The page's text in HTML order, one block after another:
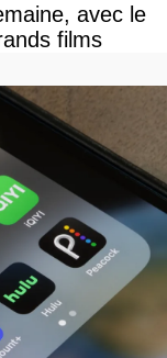
avec le
films